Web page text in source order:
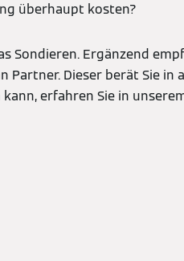
überhaupt kosten?
Sondieren. Ergänzend
Partner. Dieser berät Sie
erfahren Sie in